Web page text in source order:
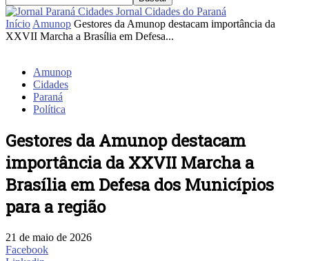
Jornal Cidades do Paraná
Início Amunop Gestores da Amunop destacam importância da
XXVII Marcha a Brasília em Defesa...
Amunop
Cidades
Paraná
Política
Gestores da Amunop destacam
importância da XXVII Marcha a
Brasília em Defesa dos Municípios
para a região
21 de maio de 2026
Facebook